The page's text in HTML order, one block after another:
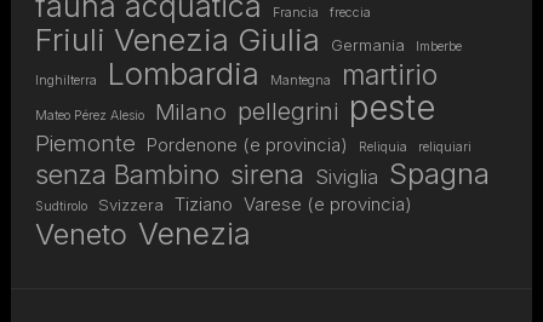
Francia freccia
Friuli Venezia Giulia Germania Imberbe
Inghilterra Lombardia Mantegna martirio
Mateo Pérez Alesio Milano pellegrini peste
Piemonte Pordenone (e provincia) Reliquia reliquiari
senza Bambino sirena Siviglia Spagna
Sudtirolo Svizzera Tiziano Varese (e provincia)
Veneto Venezia